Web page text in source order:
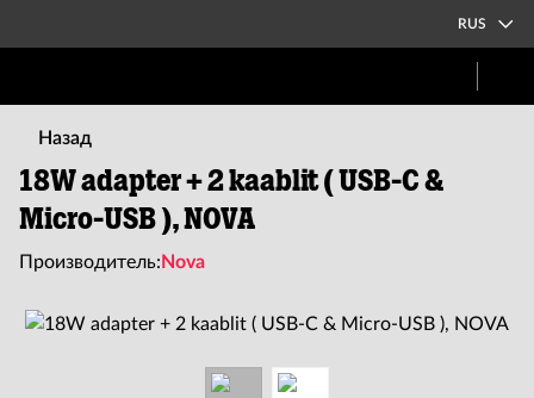
RUS
Назад
18W adapter + 2 kaablit ( USB-C &
Micro-USB ), NOVA
Производитель: Nova